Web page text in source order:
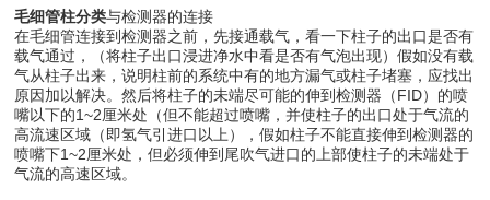
毛细管柱分类与检测器的连接
在毛细管连接到检测器之前，先接通载气，看一下柱子的出口是否有
载气通过，（将柱子出口浸进净水中看是否有气泡出现）假如没有载
气从柱子出来，说明柱前的系统中有的地方漏气或柱子堵塞，应找出
原因加以解决。然后将柱子的未端尽可能的伸到检测器（FID）的喷
嘴以下的1~2厘米处（但不能超过喷嘴，并使柱子的出口处于气流的
高流速区域（即氢气引进口以上），假如柱子不能直接伸到检测器的
喷嘴下1~2厘米处，但必须伸到尾吹气进口的上部使柱子的未端处于
气流的高速区域。